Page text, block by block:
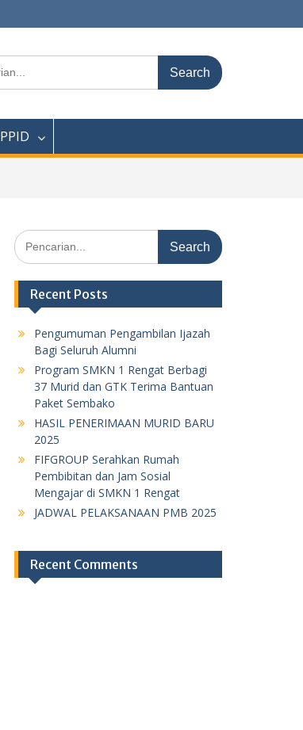
PPID
Search
for:
Recent Posts
Pengumuman Pengambilan Ijazah
Bagi Seluruh Alumni
Program SMKN 1 Rengat Berbagi
37 Murid dan GTK Terima Bantuan
Paket Sembako
HASIL PENERIMAAN MURID BARU
2025
FIFGROUP Serahkan Rumah
Pembibitan dan Jam Sosial
Mengajar di SMKN 1 Rengat
JADWAL PELAKSANAAN PMB 2025
Recent Comments